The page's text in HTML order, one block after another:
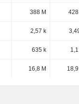
388 M 428
2,57 k
635 k
16,8 M 18,9